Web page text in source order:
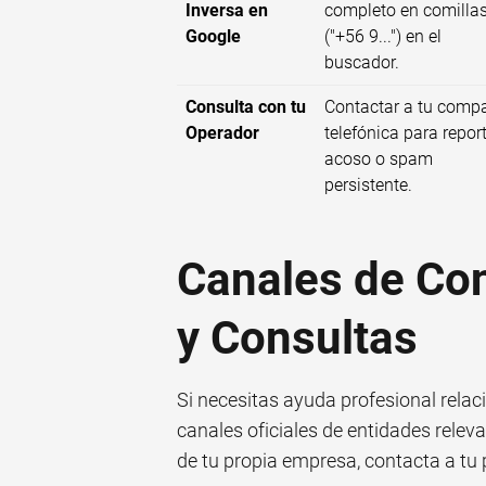
Inversa en
Google
completo en
("+56 9...") en el
buscador.
Consulta con tu
Operador
Contactar a tu
telefónica para
acoso o spam
persistente.
Canales de
y Consultas
Si necesitas ayuda profesional
canales oficiales de entidades
de tu propia empresa, contacta a tu